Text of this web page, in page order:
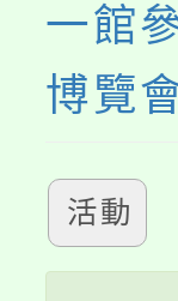
一館
博覽
活動